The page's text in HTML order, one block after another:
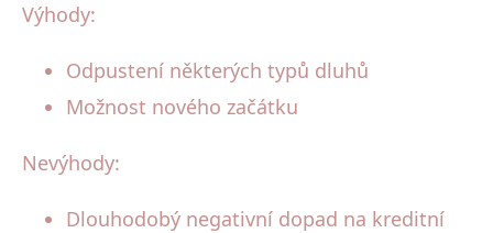
Výhody:
Odpustení některých typů dluhů
Možnost nového začátku
Nevýhody:
Dlouhodobý negativní dopad na kreditní